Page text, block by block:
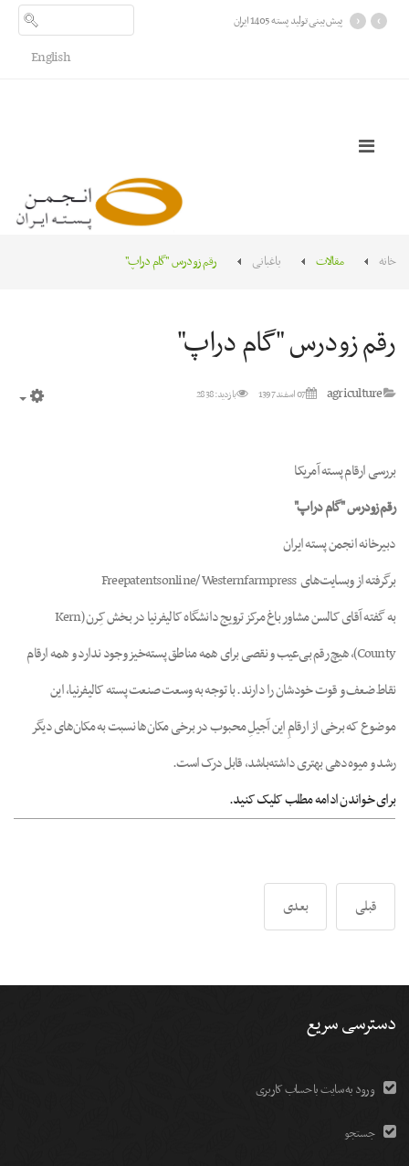
پیش بینی تولید پسته 1405 ایران ›
‹
English
خانه مقالات باغبانی رقم زودرس "گام دراپ"
رقم زودرس "گام دراپ"
agriculture 07 اسفند 1397 بازدید: 2838
بررسی ارقام پسته آمریکا
رقم زودرس "گام دراپ"
دبیرخانه انجمن پسته ایران
برگرفته از وبسایت‌های Freepatentsonline/ Westernfarmpress
به گفته آقای کالسن مشاور باغ مرکز ترویج دانشگاه کالیفرنیا در بخش کِرن (Kern
County)، هیچ رقم بی‌عیب و نقصی برای همه مناطق پسته‌خیز وجود ندارد و همه ارقام
نقاط ضعف و قوت خودشان را دارند. با توجه به وسعت صنعت پسته کالیفرنیا، این
موضوع که برخی از ارقامِ این آجیلِ محبوب در برخی مکان‌ها نسبت به مکان‌های دیگر
رشد و میوه‌دهی بهتری داشته‌باشد، قابل درک است.
برای خواندن ادامه مطلب کلیک کنید.
قبلی بعدی
دسترسی سریع
ورود به سایت با حساب کاربری
جستجو